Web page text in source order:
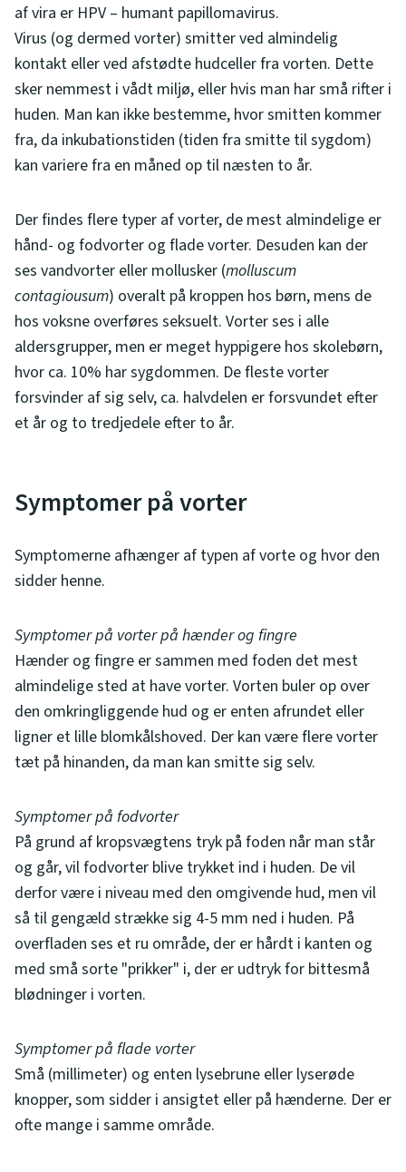
af vira er HPV – humant papillomavirus.
Virus (og dermed vorter) smitter ved almindelig
kontakt eller ved afstødte hudceller fra vorten. Dette
sker nemmest i vådt miljø, eller hvis man har små rifter i
huden. Man kan ikke bestemme, hvor smitten kommer
fra, da inkubationstiden (tiden fra smitte til sygdom)
kan variere fra en måned op til næsten to år.
Der findes flere typer af vorter, de mest almindelige er
hånd- og fodvorter og flade vorter. Desuden kan der
ses vandvorter eller mollusker (molluscum
contagiousum) overalt på kroppen hos børn, mens de
hos voksne overføres seksuelt. Vorter ses i alle
aldersgrupper, men er meget hyppigere hos skolebørn,
hvor ca. 10% har sygdommen. De fleste vorter
forsvinder af sig selv, ca. halvdelen er forsvundet efter
et år og to tredjedele efter to år.
Symptomer på vorter
Symptomerne afhænger af typen af vorte og hvor den
sidder henne.
Symptomer på vorter på hænder og fingre
Hænder og fingre er sammen med foden det mest
almindelige sted at have vorter. Vorten buler op over
den omkringliggende hud og er enten afrundet eller
ligner et lille blomkålshoved. Der kan være flere vorter
tæt på hinanden, da man kan smitte sig selv.
Symptomer på fodvorter
På grund af kropsvægtens tryk på foden når man står
og går, vil fodvorter blive trykket ind i huden. De vil
derfor være i niveau med den omgivende hud, men vil
så til gengæld strække sig 4-5 mm ned i huden. På
overfladen ses et ru område, der er hårdt i kanten og
med små sorte "prikker" i, der er udtryk for bittesmå
blødninger i vorten.
Symptomer på flade vorter
Små (millimeter) og enten lysebrune eller lyserøde
knopper, som sidder i ansigtet eller på hænderne. Der er
ofte mange i samme område.